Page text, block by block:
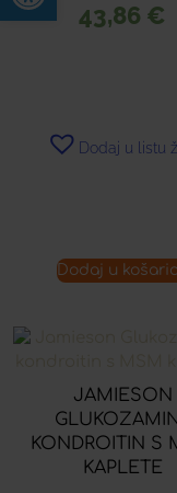
43,86 €
Dodaj u listu
Dodaj u
JAMIESON
GLUKOZAMIN
KONDROITIN S
KAPLETE